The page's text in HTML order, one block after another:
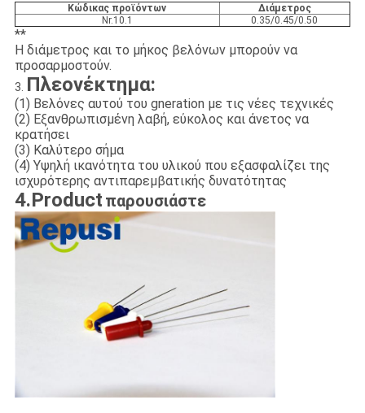
Κώδικας προϊόντων
Διάμετρος
Nr.10.1
0.35/0.45/0.50
**
Η διάμετρος και το μήκος βελόνων μπορούν να
προσαρμοστούν.
3. Πλεονέκτημα:
(1) Βελόνες αυτού του gneration με τις νέες τεχνικές
(2) Εξανθρωπισμένη λαβή, εύκολος και άνετος να
κρατήσει
(3) Καλύτερο σήμα
(4) Υψηλή ικανότητα του υλικού που εξασφαλίζει της
ισχυρότερης αντιπαρεμβατικής δυνατότητας
4.Product παρουσιάστε